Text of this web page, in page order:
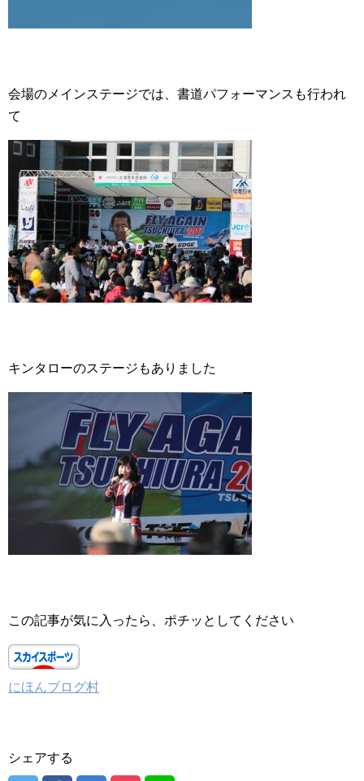
会場のメインステージでは、書道パフォーマンスも行われ
て
キンタローのステージもありました
この記事が気に入ったら、ポチッとしてください
にほんブログ村
シェアする